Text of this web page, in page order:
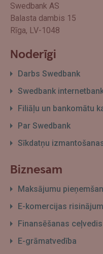
Swedbank AS
Balasta dambis 15
Rīga, LV-1048
Noderīgi
Darbs Swedbank
Swedbank
Filiāļu un bankomātu
Par Swedbank
Sīkdatņu
Biznesam
Maksājumu
E-komercijas
Finansēšanas ceļvedis
E-grāmatvedība